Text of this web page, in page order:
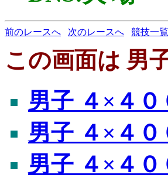
前のレースへ 次のレースへ 競技一
この画面は 男
男子 ４×４
男子 ４×４
男子 ４×４